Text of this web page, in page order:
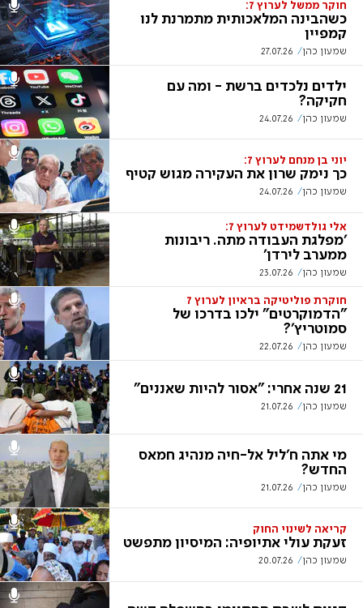
חוקר ממשל לערוץ 7:
כשהבינה המלאכותית מתמרנת לנו
קמפיין
שמעון כהן 27.07.26
ילדים נלכדים ברשת - ומה עם
חקיקה?
שמעון כהן 24.07.26
יוני בן מנחם לערוץ 7:
כך נימק שרון את העקירה מגוש קטיף
שמעון כהן 24.07.26
אלי גולדשמידט לערוץ 7:
'מפלגת העבודה מתה. ריבונות
ממערב לירדן'
שמעון כהן 23.07.26
חוקרת פוליטיקה בראיון לערוץ 7
"הדמוקרטים" ילכו בדרכו של
סמוטריץ'?
שמעון כהן 22.07.26
21 שנה אחרי: "אסור להיות שאננים"
שמעון כהן 21.07.26
מי אתה ח'ליל אל-חיה מנהיג חמאס
החדש?
שמעון כהן 21.07.26
קריאה לשינוי החוק
זעקת עולי אתיופיה: המיסיון מתפשט
שמעון כהן 20.07.26